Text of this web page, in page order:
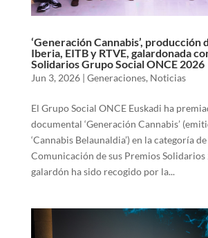
‘Generación Cannabis’, producción
Iberia, EITB y RTVE, galardonada
Solidarios Grupo Social ONCE 2026
Jun 3, 2026| Generaciones, Noticias
El Grupo Social ONCE Euskadi ha
documental ‘Generación Cannabis’
‘Cannabis Belaunaldia’) en la categoría
Comunicación de sus Premios Solidarios
galardón ha sido recogido por la...